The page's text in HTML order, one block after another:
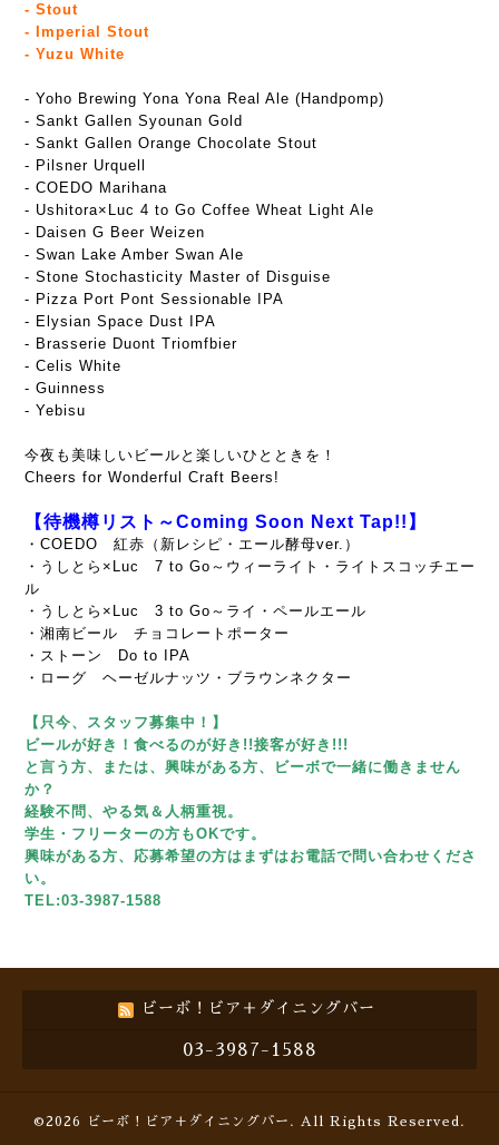
- Stout
- Imperial Stout
- Yuzu White
- Yoho Brewing Yona Yona Real Ale (Handpomp)
- Sankt Gallen Syounan Gold
- Sankt Gallen Orange Chocolate Stout
- Pilsner Urquell
- COEDO Marihana
- Ushitora×Luc 4 to Go Coffee Wheat Light Ale
- Daisen G Beer Weizen
- Swan Lake Amber Swan Ale
- Stone Stochasticity Master of Disguise
- Pizza Port Pont Sessionable IPA
- Elysian Space Dust IPA
- Brasserie Duont Triomfbier
- Celis White
- Guinness
- Yebisu
今夜も美味しいビールと楽しいひとときを！
Cheers for Wonderful Craft Beers!
【待機樽リスト～Coming Soon Next Tap!!】
・COEDO 紅赤（新レシピ・エール酵母ver.）
・うしとら×Luc 7 to Go～ウィーライト・ライトスコッチエー
ル
・うしとら×Luc 3 to Go～ライ・ペールエール
・湘南ビール チョコレートポーター
・ストーン Do to IPA
・ローグ ヘーゼルナッツ・ブラウンネクター
【只今、スタッフ募集中！】
ビールが好き！食べるのが好き!!接客が好き!!!
と言う方、または、興味がある方、ビーボで一緒に働きません
か？
経験不問、やる気＆人柄重視。
学生・フリーターの方もOKです。
興味がある方、応募希望の方はまずはお電話で問い合わせくださ
い。
TEL:03-3987-1588
ビーボ！ビア＋ダイニングバー
03-3987-1588
©2026 ビーボ！ビア＋ダイニングバー . All Rights Reserved.